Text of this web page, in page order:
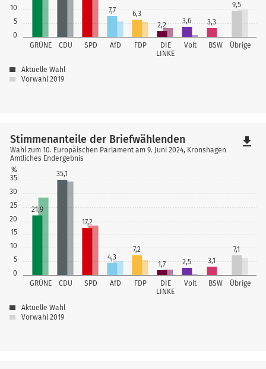
0
5
10
GRÜNE CDU SPD AfD FDP
DIE
LINKE
Volt BSW Übrige
7,7
6,3
2,2
3,6 3,3
9,5
Aktuelle Wahl
Vorwahl 2019
0
5
10
15
20
25
30
35
%
GRÜNE CDU SPD AfD FDP
DIE
LINKE
Volt BSW Übrige
21,9
35,1
17,2
4,3
7,2
1,7
2,5 3,1
7,1
Stimmenanteile der Briefwählenden
Wahl zum 10. Europäischen Parlament am 9. Juni 2024, Kronshagen
Amtliches Endergebnis
Aktuelle Wahl
Vorwahl 2019
file_download